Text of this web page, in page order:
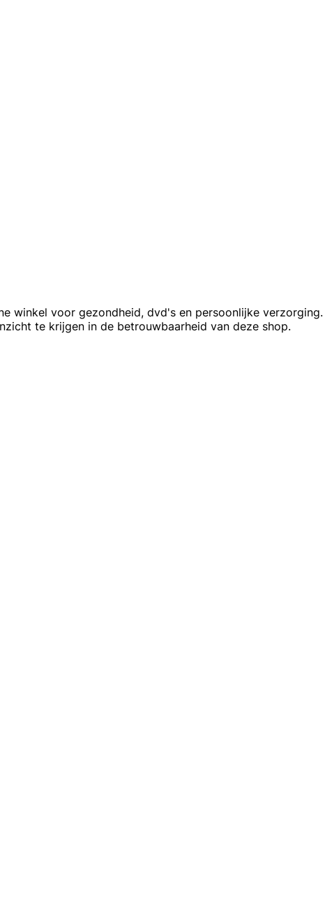
winkel voor gezondheid, dvd's en persoonlijke
te krijgen in de betrouwbaarheid van deze shop.